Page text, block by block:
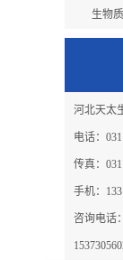
生物
稻草
河北天太
电话：
传真：
手机：
咨询电话：